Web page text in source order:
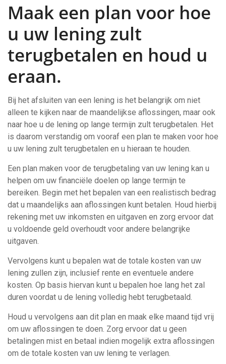
Maak een plan voor hoe
u uw lening zult
terugbetalen en houd u
eraan.
Bij het afsluiten van een lening is het belangrijk om niet
alleen te kijken naar de maandelijkse aflossingen, maar ook
naar hoe u de lening op lange termijn zult terugbetalen. Het
is daarom verstandig om vooraf een plan te maken voor hoe
u uw lening zult terugbetalen en u hieraan te houden.
Een plan maken voor de terugbetaling van uw lening kan u
helpen om uw financiële doelen op lange termijn te
bereiken. Begin met het bepalen van een realistisch bedrag
dat u maandelijks aan aflossingen kunt betalen. Houd hierbij
rekening met uw inkomsten en uitgaven en zorg ervoor dat
u voldoende geld overhoudt voor andere belangrijke
uitgaven.
Vervolgens kunt u bepalen wat de totale kosten van uw
lening zullen zijn, inclusief rente en eventuele andere
kosten. Op basis hiervan kunt u bepalen hoe lang het zal
duren voordat u de lening volledig hebt terugbetaald.
Houd u vervolgens aan dit plan en maak elke maand tijd vrij
om uw aflossingen te doen. Zorg ervoor dat u geen
betalingen mist en betaal indien mogelijk extra aflossingen
om de totale kosten van uw lening te verlagen.